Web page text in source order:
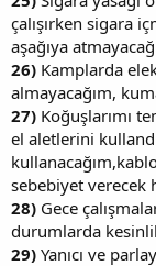
çalışırken sigara
aşağıya
26) Kamplarda
almayacağım,
27) Koğuşlarımı
el aletlerini
sebebiyet verecek
28) Gece
durumlarda
29) Yanıcı ve